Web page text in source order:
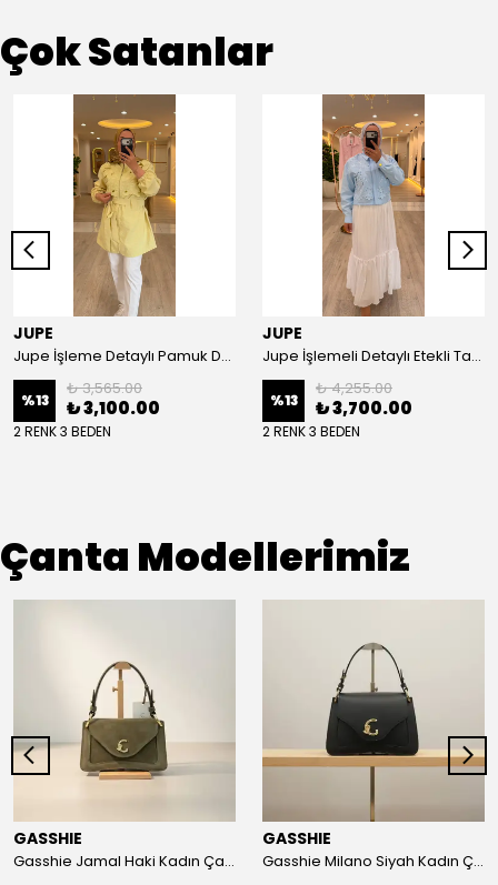
Çok Satanlar
JUPE
Jupe İşleme Detaylı Pamuk Dokulu Kuşaklı Kap 9305
%13
₺ 3,565.00
₺ 3,100.00
2 RENK 3 BEDEN
JUPE
Jupe İşlemeli Detaylı Etekli Takım 8663
%13
₺ 4,255.00
₺ 3,700.00
2 RENK 3 BEDEN
Çanta Modellerimiz
GASSHIE
Gasshie Jamal Haki Kadın Çanta 8644
GASSHIE
Gasshie Milano Siyah Kadın Çanta 8654